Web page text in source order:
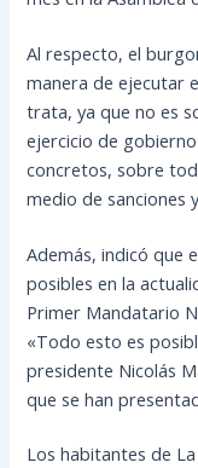
Al respecto, el
manera de ejecutar
trata, ya que no es
ejercicio de
concretos, sobre
medio de sanciones
Además, indicó que
posibles en la
Primer Mandatario
«Todo esto es
presidente Nicolás
que se han
Los habitantes de